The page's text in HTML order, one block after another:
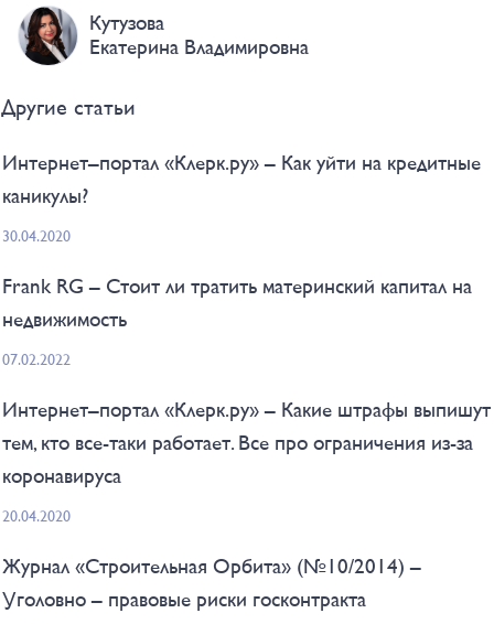
Кутузова
Екатерина Владимировна
Другие статьи
Интернет–портал «Клерк.ру» – Как уйти на кредитные
каникулы?
30.04.2020
Frank RG – Стоит ли тратить материнский капитал на
недвижимость
07.02.2022
Интернет–портал «Клерк.ру» – Какие штрафы выпишут
тем, кто все-таки работает. Все про ограничения из-за
коронавируса
20.04.2020
Журнал «Строительная Орбита» (№10/2014) –
Уголовно – правовые риски госконтракта